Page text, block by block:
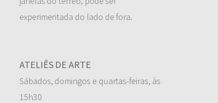
experimentada do lado de fora.
ATELIÊS DE ARTE
Sábados, domingos e quartas-feiras, às
15h30